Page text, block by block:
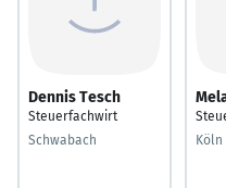
Dennis Tesch
Steuerfachwirt
Schwabach
Köln